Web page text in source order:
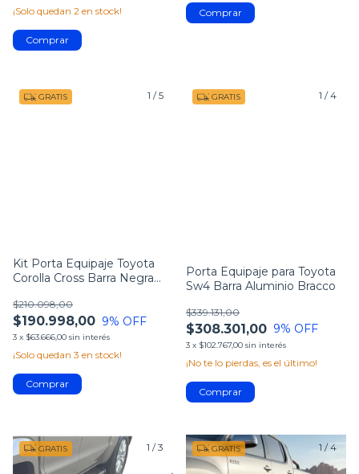
¡Solo quedan 2 en stock!
1 /5
GRATIS
Kit Porta Equipaje Toyota
Corolla Cross Barra Negra
$190.998,00
$210.098,00
9% OFF
3 x $63.666,00 sin interés
¡Solo quedan 3 en stock!
1 /4
GRATIS
Porta Equipaje para Toyota
Sw4 Barra Aluminio Bracco
$308.301,00
$339.131,00
9% OFF
3 x $102.767,00 sin interés
¡No te lo pierdas, es el último!
1 /3
GRATIS 1 /4
GRATIS